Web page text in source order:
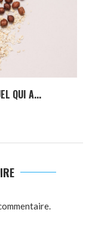
QUI A...